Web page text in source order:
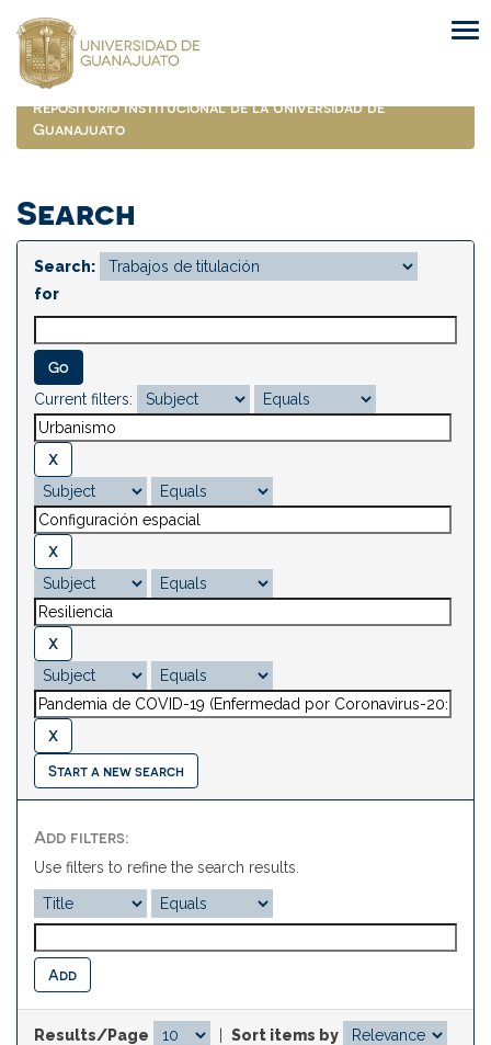
navigation
Repositorio Institucional de la Universidad de
Guanajuato
Search
Search:
for
Current filters:
Start a new search
Add filters:
Use filters to refine the search results.
Results/Page
Sort items by